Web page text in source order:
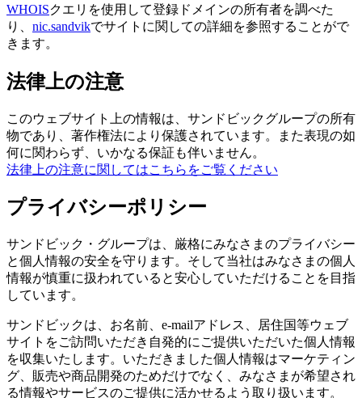
WHOISクエリを使用して登録ドメインの所有者を調べた
り、 nic.sandvikでサイトに関しての詳細を参照することがで
きます。
法律上の注意
このウェブサイト上の情報は、サンドビックグループの所有
物であり、著作権法により保護されています。また表現の如
何に関わらず、いかなる保証も伴いません。
法律上の注意に関してはこちらをご覧ください
プライバシーポリシー
サンドビック・グループは、厳格にみなさまのプライバシー
と個人情報の安全を守ります。そして当社はみなさまの個人
情報が慎重に扱われていると安心していただけることを目指
しています。
サンドビックは、お名前、e-mailアドレス、居住国等ウェブ
サイトをご訪問いただき自発的にご提供いただいた個人情報
を収集いたします。いただきました個人情報はマーケティン
グ、販売や商品開発のためだけでなく、みなさまが希望され
る情報やサービスのご提供に活かせるよう取り扱います。